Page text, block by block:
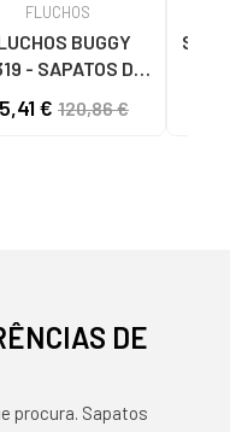
FLUCHOS
BUGGY
- SAPATOS DE
MARROM
€ 120,86 €
DE
procura. Sapatos